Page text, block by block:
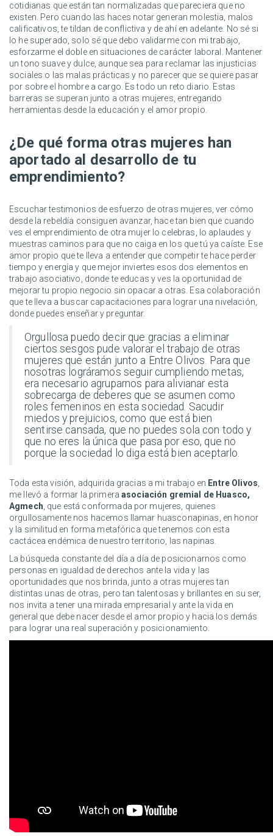
cotidianas que están tan normalizadas que pareciera que no
existen. Pero cuando las haces notar generan molestia, malos
calificativos, te tildan de conflictiva y de ahí en adelante. No sé si
lo he superado, solo sé que debo validarme con mi trabajo,
esforzarme el doble en situaciones de carácter laboral. Mantener
un tono suave y dulce, aunque sea para reclamar las injusticias
sociales o las malas prácticas y no parecer que se quiere pasar
por sobre el hombre a cargo. Es todo un reto diario. Estas
barreras se superan junto a otras mujeres, entregando
herramientas desde la educación y el amor propio.
¿De qué forma otras mujeres han
aportado al desarrollo de tu
emprendimiento?
Escuchar testimonios de esfuerzo de otras mujeres, ver cómo
desde la rebeldía consiguen avanzar, hace tan bien que cuando
ves el emprendimiento de otra mujer lo celebras, lo aplaudes y
muestras caminos para que no caiga en los que tú ya caíste. Ese
amor propio que te lleva a entender que competir te hace perder
tiempo y energía y que mejor inviertes esos dos elementos en
trabajo asociativo, donde te educas y ves la oportunidad de
mejorar tu propio negocio sin opacar a otras. Esa colaboración
que te lleva a buscar capacitaciones para lograr una nivelación,
donde puedes enseñar y preguntar.
Orgullosa puedo decir que gracias a eliminar
ciertos sesgos pude valorar el trabajo de otras
mujeres que están junto a Entre Olivos. Para que
nosotras lográramos seguir cumpliendo metas,
era necesario agruparnos para alivianar esta
sobrecarga de deberes que se asumen como
roles femeninos en esta sociedad. Sacudir
miedos y prejuicios, como que está bien
sentirse cansada, que no puedes sola con todo y
que no eres la única que pasa por eso, que no
porque la sociedad lo diga está bien aceptarlo.
Toda esta visión, adquirida gracias a mi trabajo en Entre Olivos
me llevó a formar la primeraasociación gremial de Huasco,
Agmech , que está conformada por mujeres, quienes
orgullosamente nos hacemos llamar huasconapinas, en honor
y la similitud en forma metafórica que tenemos con esta
cactácea endémica de nuestro territorio, las napinas.
La búsqueda constante del día a día de posicionarnos como
personas en igualdad de derechos ante la vida y las
oportunidades que nos brinda, junto a otras mujeres tan
distintas unas de otras, pero tan talentosas y brillantes en su ser,
nos invita a tener una mirada empresarial y ante la vida en
general que debe nacer desde el amor propio y hacia los demás
para lograr una real superación y posicionamiento.